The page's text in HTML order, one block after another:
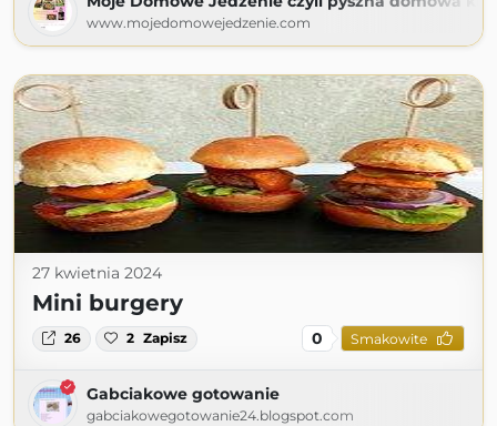
www.mojedomowejedzenie.com
27 kwietnia 2024
Mini burgery
26 2 Zapisz 0 Smakowite
Gabciakowe gotowanie
gabciakowegotowanie24.blogspot.com